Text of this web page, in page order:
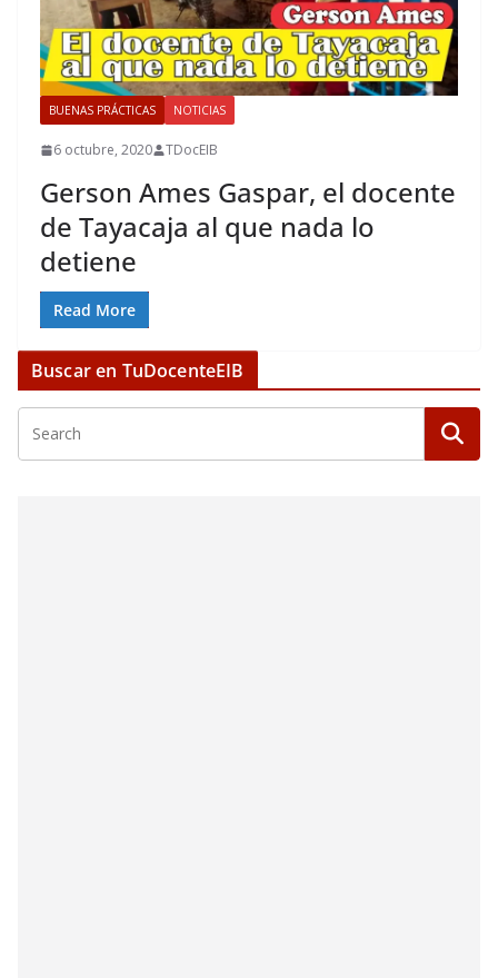
BUENAS PRÁCTICAS NOTICIAS
6 octubre, 2020 TDocEIB
Gerson Ames Gaspar, el docente
de Tayacaja al que nada lo
detiene
Read More
Buscar en TuDocenteEIB